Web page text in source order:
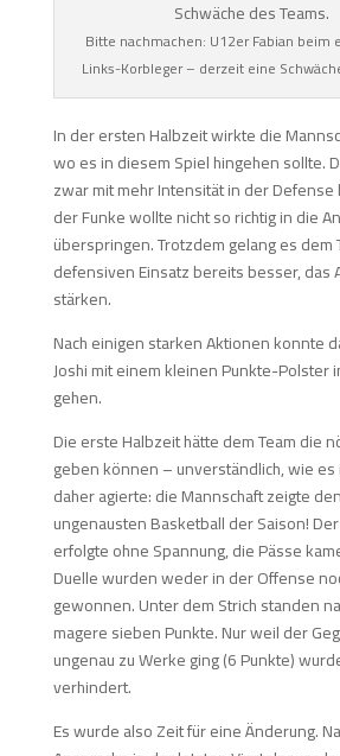
Bitte nachmachen: U12er Fabian beim
Links-Korbleger – derzeit eine
In der ersten Halbzeit wirkte die
wo es in diesem Spiel hingehen sollte.
zwar mit mehr Intensität in der
der Funke wollte nicht so richtig in die
überspringen. Trotzdem gelang es dem
defensiven Einsatz bereits besser, das
stärken.
Nach einigen starken Aktionen konnte
Joshi mit einem kleinen Punkte-Polster
gehen.
Die erste Halbzeit hätte dem Team die
geben können – unverständlich, wie
daher agierte: die Mannschaft zeigte
ungenausten Basketball der Saison!
erfolgte ohne Spannung, die Pässe
Duelle wurden weder in der Offense
gewonnen. Unter dem Strich standen
magere sieben Punkte. Nur weil der
ungenau zu Werke ging (6 Punkte)
verhindert.
Es wurde also Zeit für eine Änderung.